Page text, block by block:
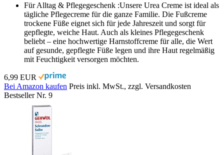
Für Alltag & Pflegegeschenk :Unsere Urea Creme ist ideal als
tägliche Pflegecreme für die ganze Familie. Die Fußcreme
trockene Füße eignet sich für jede Jahreszeit und sorgt für
gepflegte, weiche Haut. Auch als kleines Pflegegeschenk
beliebt – eine hochwertige Harnstoffcreme für alle, die Wert
auf gesunde, gepflegte Füße legen und ihre Haut regelmäßig
mit Feuchtigkeit versorgen möchten.
6,99 EUR
Bei Amazon kaufen Preis inkl. MwSt., zzgl. Versandkosten
Bestseller Nr. 9